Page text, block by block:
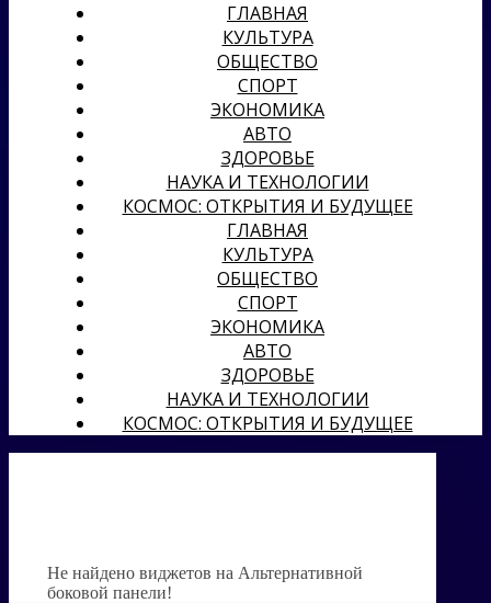
ГЛАВНАЯ
КУЛЬТУРА
ОБЩЕСТВО
СПОРТ
ЭКОНОМИКА
АВТО
ЗДОРОВЬЕ
НАУКА И ТЕХНОЛОГИИ
КОСМОС: ОТКРЫТИЯ И БУДУЩЕЕ
ГЛАВНАЯ
КУЛЬТУРА
ОБЩЕСТВО
СПОРТ
ЭКОНОМИКА
АВТО
ЗДОРОВЬЕ
НАУКА И ТЕХНОЛОГИИ
КОСМОС: ОТКРЫТИЯ И БУДУЩЕЕ
Не найдено виджетов на Альтернативной
боковой панели!